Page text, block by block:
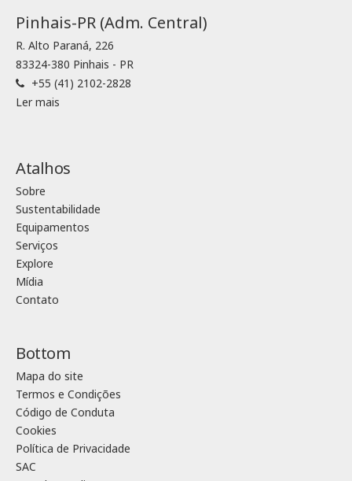
Pinhais-PR (Adm. Central)
R. Alto Paraná, 226
83324-380 Pinhais - PR
+55 (41) 2102-2828
Ler mais
Atalhos
Sobre
Sustentabilidade
Equipamentos
Serviços
Explore
Mídia
Contato
Bottom
Mapa do site
Termos e Condições
Código de Conduta
Cookies
Política de Privacidade
SAC